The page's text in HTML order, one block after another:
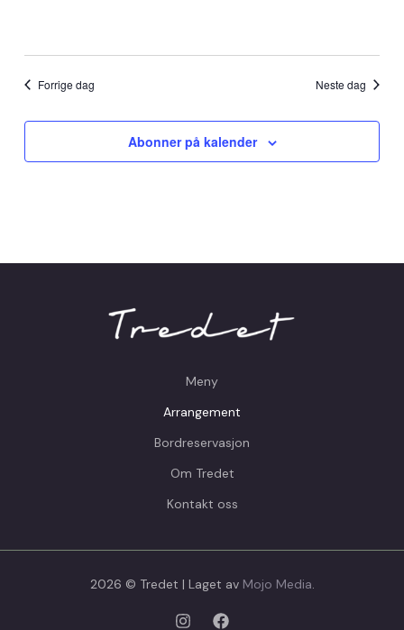
Forrige dag Neste dag
Abonner på kalender
Meny
Arrangement
Bordreservasjon
Om Tredet
Kontakt oss
2026 © Tredet | Laget av Mojo Media.